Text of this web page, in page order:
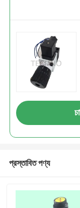
প্রস্তাবিত পণ্য